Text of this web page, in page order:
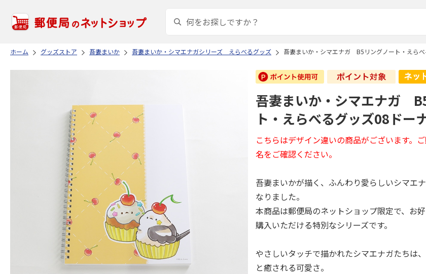
ホーム グッズストア 吾妻まいか 吾妻まいか・シマエナガシリーズ えらべるグッズ 吾妻まいか・シマエナガ B5リングノート・えら
吾妻まいか・シマエナガ
ト・えらべるグッズ08ドー
こちらはデザイン違いの商品がございます。
名をご確認ください。
吾妻まいかが描く、ふんわり愛らしいシマエ
なりました。
本商品は郵便局のネットショップ限定で、お
購入いただける特別なシリーズです。
やさしいタッチで描かれたシマエナガたちは
と癒される可愛さ。